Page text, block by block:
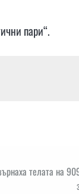
пари“.
телата на